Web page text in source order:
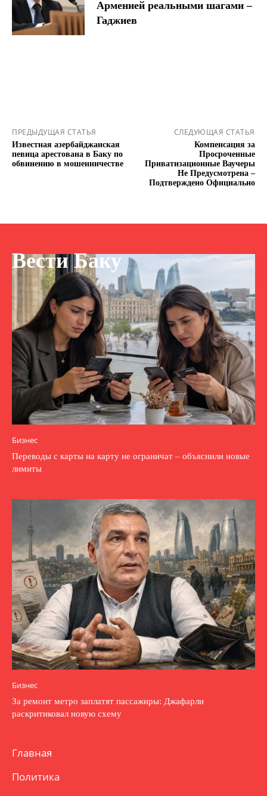
Арменией реальными шагами –
Гаджиев
ПРЕДЫДУЩАЯ СТАТЬЯ
Известная азербайджанская
певица арестована в Баку по
обвинению в мошенничестве
СЛЕДУЮЩАЯ СТАТЬЯ
Компенсация за
Просроченные
Приватизационные Ваучеры
Не Предусмотрена –
Подтверждено Официально
Вести Баку
Бизнес
Переводы с карты на карту не ограничат – объяснили новые
лимиты
Бизнес
За ремонт метро заплатят пассажиры: Джафарли
раскритиковал новую схему
Главная
Политика